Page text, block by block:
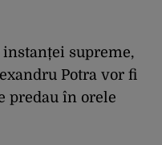
supreme,
Potra vor fi
predau în orele